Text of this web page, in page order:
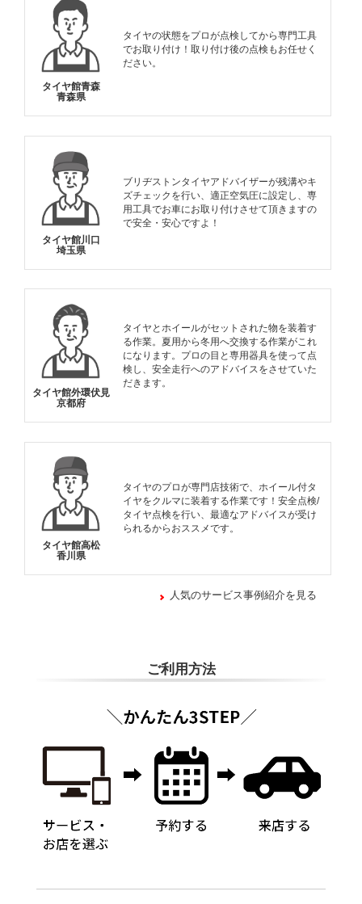
タイヤ館青森
青森県
タイヤの状態をプロが点検してから専門工具
でお取り付け！取り付け後の点検もお任せく
ださい。
タイヤ館川口
埼玉県
ブリヂストンタイヤアドバイザーが残溝やキ
ズチェックを行い、適正空気圧に設定し、専
用工具でお車にお取り付けさせて頂きますの
で安全・安心ですよ！
タイヤ館外環伏見
京都府
タイヤとホイールがセットされた物を装着す
る作業。夏用から冬用へ交換する作業がこれ
になります。プロの目と専用器具を使って点
検し、安全走行へのアドバイスをさせていた
だきます。
タイヤ館高松
香川県
タイヤのプロが専門店技術で、ホイール付タ
イヤをクルマに装着する作業です！安全点検/
タイヤ点検を行い、最適なアドバイスが受け
られるからおススメです。
人気のサービス事例紹介を見る
ご利用方法